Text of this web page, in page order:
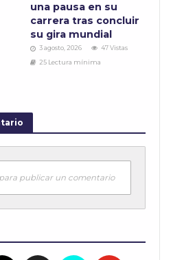
una pausa en su
carrera tras concluir
su gira mundial
3 agosto, 2026
47 Vistas
25 Lectura mínima
publicar un comentario